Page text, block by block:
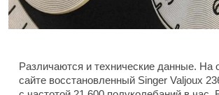
Различаются и технические данные. На
сайте восстановленный Singer Valjoux